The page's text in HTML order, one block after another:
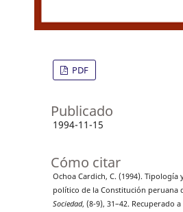
PDF
Publicado
1994-11-15
Cómo citar
Ochoa Cardich, C. (1994). Tipología
político de la Constitución peruana
Sociedad, (8-9), 31–42. Recuperado